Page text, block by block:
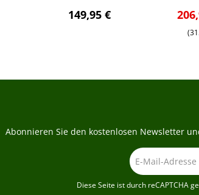
Regulärer Preis:
149,95 €
Abonnieren Sie den kostenlosen Newsletter
E-
Mail-
Adresse
Diese Seite ist durch reCAPTCHA